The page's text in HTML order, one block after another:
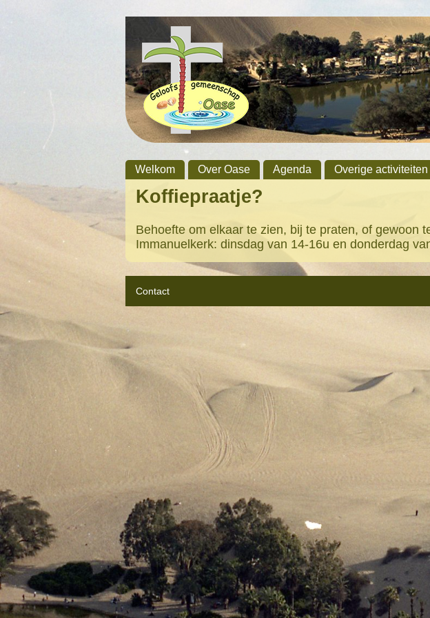
Welkom Over Oase Agenda Overige activiteiten
Koffiepraatje?
Behoefte om elkaar te zien, bij te praten, of gewoon
Immanuelkerk: dinsdag van 14-16u en donderdag
Contact